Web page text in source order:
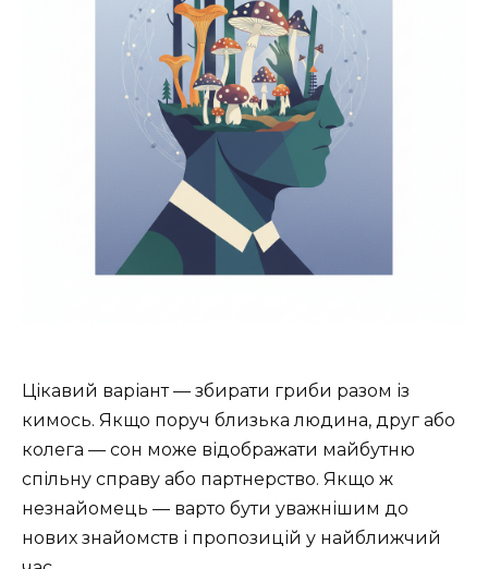
Цікавий варіант — збирати гриби разом із
кимось. Якщо поруч близька людина, друг або
колега — сон може відображати майбутню
спільну справу або партнерство. Якщо ж
незнайомець — варто бути уважнішим до
нових знайомств і пропозицій у найближчий